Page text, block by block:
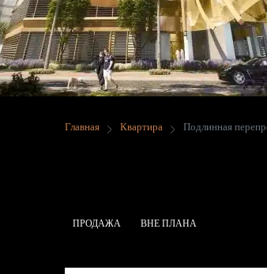
Главная Квартира Подлинная
ПРОДАЖА ВНЕ ПЛАНА